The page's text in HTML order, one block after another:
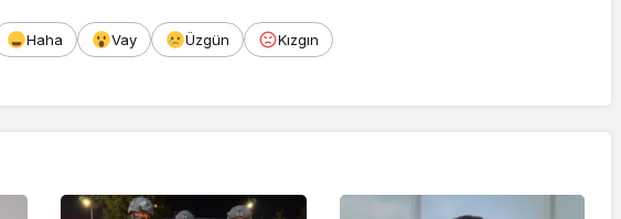
Afyonkarahisar’da Yakalandı
Haha Vay Üzgün Kızgın